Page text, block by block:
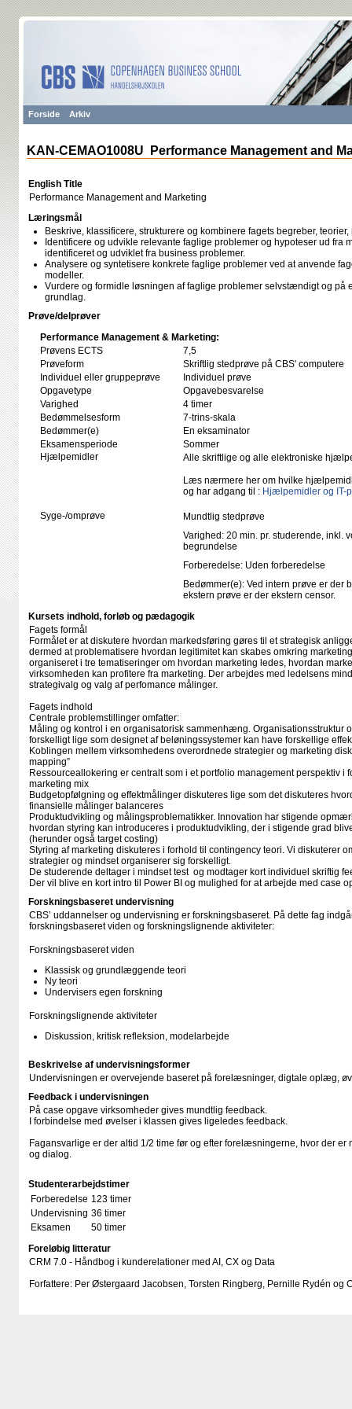
Forside Arkiv
KAN-CEMAO1008U Performance Management and
English Title
Performance Management and Marketing
Læringsmål
Beskrive, klassificere, strukturere og kombinere fagets begreber,
Identificere og udvikle relevante faglige problemer og hypoteser ud fra
identificeret og udviklet fra business problemer.
Analysere og syntetisere konkrete faglige problemer ved at anvende
modeller.
Vurdere og formidle løsningen af faglige problemer selvstændigt og på
grundlag.
Prøve/delprøver
Performance Management & Marketing:
Prøvens ECTS
7,5
Prøveform
Skriftlig stedprøve på CBS' computere
Individuel eller gruppeprøve
Individuel prøve
Opgavetype
Opgavebesvarelse
Varighed
4 timer
Bedømmelsesform
7-trins-skala
Bedømmer(e)
En eksaminator
Eksamensperiode
Sommer
Hjælpemidler
Alle skriftlige og alle elektroniske
Læs nærmere her om hvilke
og har adgang til : Hjælpemidler og IT-
Syge-/omprøve
Mundtlig stedprøve
Varighed: 20 min. pr. studerende, inkl.
begrundelse
Forberedelse: Uden forberedelse
Bedømmer(e): Ved intern prøve er der
ekstern prøve er der ekstern censor.
Kursets indhold, forløb og pædagogik
Fagets formål
Formålet er at diskutere hvordan markedsføring gøres til et strategisk
dermed at problematisere hvordan legitimitet kan skabes omkring
organiseret i tre tematiseringer om hvordan marketing ledes, hvordan
virksomheden kan profitere fra marketing. Der arbejdes med ledelsens
strategivalg og valg af perfomance målinger.
Fagets indhold
Centrale problemstillinger omfatter:
Måling og kontrol i en organisatorisk sammenhæng. Organisationsstruktur
forskelligt lige som designet af beløningssystemer kan have forskellige
Koblingen mellem virksomhedens overordnede strategier og marketing
mapping”
Ressourceallokering er centralt som i et portfolio management perspektiv
marketing mix
Budgetopfølgning og effektmålinger diskuteres lige som det diskuteres
finansielle målinger balanceres
Produktudvikling og målingsproblematikker. Innovation har stigende
hvordan styring kan introduceres i produktudvikling, der i stigende grad
(herunder også target costing)
Styring af marketing diskuteres i forhold til contingency teori. Vi diskuterer
strategier og mindset organiserer sig forskelligt.
De studerende deltager i mindset test og modtager kort individuel skriftig
Der vil blive en kort intro til Power BI og mulighed for at arbejde med case
Forskningsbaseret undervisning
CBS’ uddannelser og undervisning er forskningsbaseret. På dette fag
forskningsbaseret viden og forskningslignende aktiviteter:
Forskningsbaseret viden
Klassisk og grundlæggende teori
Ny teori
Undervisers egen forskning
Forskningslignende aktiviteter
Diskussion, kritisk refleksion, modelarbejde
Beskrivelse af undervisningsformer
Undervisningen er overvejende baseret på forelæsninger, digtale oplæg,
Feedback i undervisningen
På case opgave virksomheder gives mundtlig feedback.
I forbindelse med øvelser i klassen gives ligeledes feedback.
Fagansvarlige er der altid 1/2 time før og efter forelæsningerne, hvor der
og dialog.
Studenterarbejdstimer
Forberedelse 123 timer
Undervisning 36 timer
Eksamen
50 timer
Foreløbig litteratur
CRM 7.0 - Håndbog i kunderelationer med AI, CX og Data
Forfattere: Per Østergaard Jacobsen, Torsten Ringberg, Pernille Rydén og